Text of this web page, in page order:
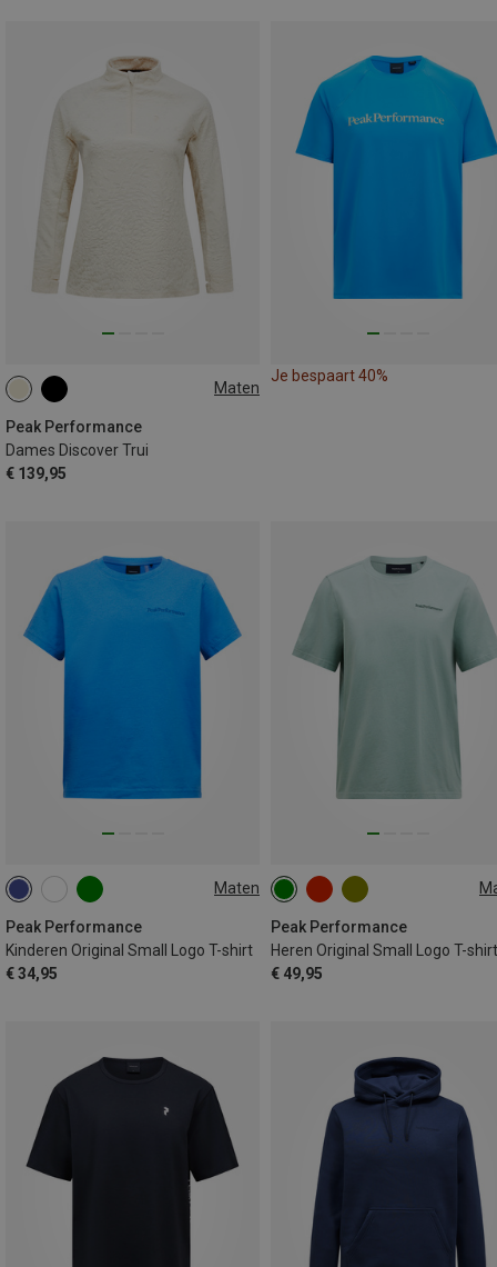
Maten
Peak Performance
Dames Discover Trui
€ 139,95
XS S
Je bespaart 40%
Maten
Peak Performance
Kinderen Original Small Logo T-shirt
€ 34,95
130 140
Peak Performance
Heren Original Small Logo T-shirt
€ 49,95
S M XL